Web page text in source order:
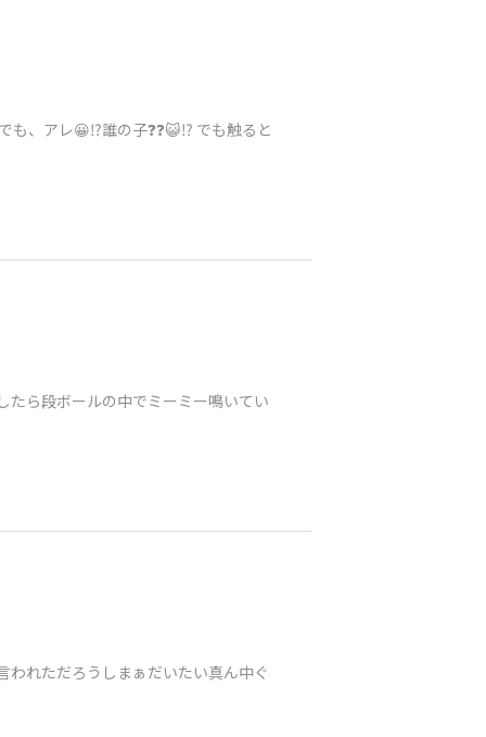
、アレ😀⁉️誰の子❓❓😺⁉️ でも触ると
たら段ボールの中でミーミー鳴いてい
れただろうしまぁだいたい真ん中ぐ